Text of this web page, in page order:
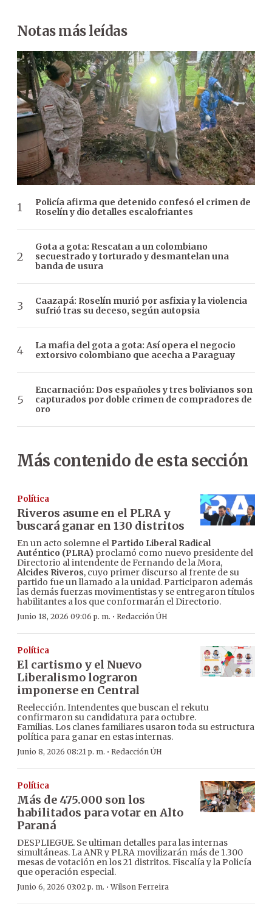
Notas más leídas
Policía afirma que detenido confesó el crimen de
Roselín y dio detalles escalofriantes
Gota a gota: Rescatan a un colombiano
secuestrado y torturado y desmantelan una
banda de usura
Caazapá: Roselín murió por asfixia y la violencia
sufrió tras su deceso, según autopsia
La mafia del gota a gota: Así opera el negocio
extorsivo colombiano que acecha a Paraguay
Encarnación: Dos españoles y tres bolivianos son
capturados por doble crimen de compradores de
oro
Más contenido de esta sección
Política
Riveros asume en el PLRA y
buscará ganar en 130 distritos
En un acto solemne el Partido Liberal Radical
Auténtico (PLRA) proclamó como nuevo presidente del
Directorio al intendente de Fernando de la Mora,
Alcides Riveros, cuyo primer discurso al frente de su
partido fue un llamado a la unidad. Participaron además
las demás fuerzas movimentistas y se entregaron títulos
habilitantes a los que conformarán el Directorio.
Junio 18, 2026 09:06 p. m. · Redacción ÚH
Política
El cartismo y el Nuevo
Liberalismo lograron
imponerse en Central
Reelección. Intendentes que buscan el rekutu
confirmaron su candidatura para octubre.
Familias. Los clanes familiares usaron toda su estructura
política para ganar en estas internas.
Junio 8, 2026 08:21 p. m. · Redacción ÚH
Política
Más de 475.000 son los
habilitados para votar en Alto
Paraná
DESPLIEGUE. Se ultiman detalles para las internas
simultáneas. La ANR y PLRA movilizarán más de 1.300
mesas de votación en los 21 distritos. Fiscalía y la Policía
que operación especial.
Junio 6, 2026 03:02 p. m. ·Wilson Ferreira